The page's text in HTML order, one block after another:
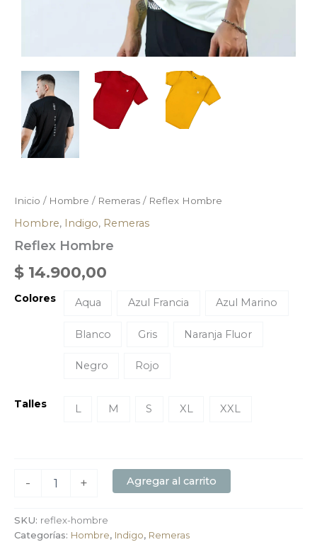
Inicio / Hombre / Remeras / Reflex Hombre
Hombre, Indigo, Remeras
Reflex Hombre
$ 14.900,00
Colores Aqua Azul Francia Azul Marino
Blanco Gris Naranja Fluor
Negro Rojo
Talles L M S XL XXL
- + Agregar al carrito
SKU: reflex-hombre
Categorías: Hombre, Indigo, Remeras